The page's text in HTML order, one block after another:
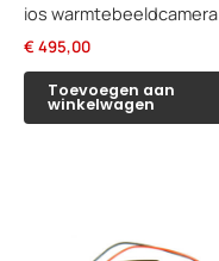
ios warmtebeeldcamera
€ 495,00
Toevoegen aan
winkelwagen